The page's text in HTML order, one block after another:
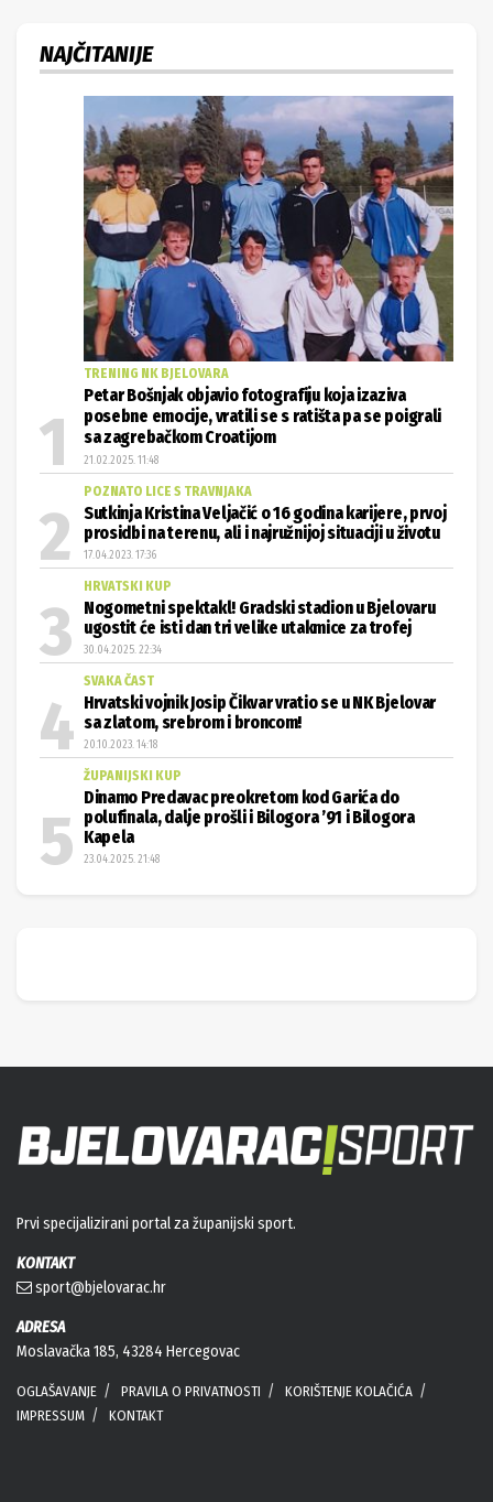
TRENING NK BJELOVARA
Petar Bošnjak objavio fotografiju koja izaziva
posebne emocije, vratili se s ratišta pa se poigrali
sa zagrebačkom Croatijom
21.02.2025. 11:48
POZNATO LICE S TRAVNJAKA
Sutkinja Kristina Veljačić o 16 godina karijere, prvoj
prosidbi na terenu, ali i najružnijoj situaciji u životu
17.04.2023. 17:36
HRVATSKI KUP
Nogometni spektakl! Gradski stadion u Bjelovaru
ugostit će isti dan tri velike utakmice za trofej
30.04.2025. 22:34
SVAKA ČAST
Hrvatski vojnik Josip Čikvar vratio se u NK Bjelovar
sa zlatom, srebrom i broncom!
20.10.2023. 14:18
ŽUPANIJSKI KUP
Dinamo Predavac preokretom kod Garića do
polufinala, dalje prošli i Bilogora ’91 i Bilogora
Kapela
23.04.2025. 21:48
Prvi specijalizirani portal za županijski sport.
sport@bjelovarac.hr
ADRESA
Moslavačka 185, 43284 Hercegovac
OGLAŠAVANJE
IMPRESSUM
KONTAKT